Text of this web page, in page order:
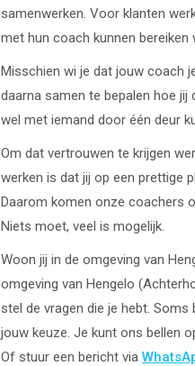
samenwerken. Voor klanten
met hun coach kunnen bereiken
Misschien wi je dat jouw coach
daarna samen te bepalen hoe jij
wel met iemand door één deur
Om dat vertrouwen te krijgen
werken is dat jij op een prettige
Daarom komen onze coachers
Niets moet, veel is mogelijk.
Woon jij in de omgeving van
omgeving van Hengelo
stel de vragen die je hebt.
jouw keuze. Je kunt ons bellen
Of stuur een bericht via